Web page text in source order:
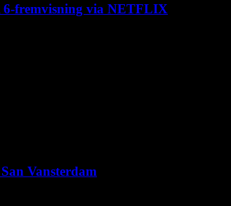
6-fremvisning via NETFLIX
Vansterdam